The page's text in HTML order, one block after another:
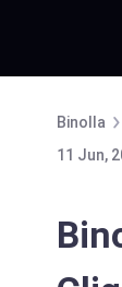
Binolla
11 Jun,